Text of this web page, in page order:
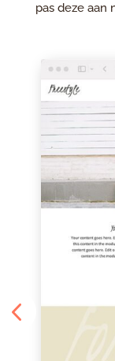
pas deze aan